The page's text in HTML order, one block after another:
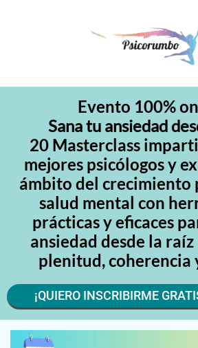
Evento 100%
Sana tu ansiedad
20 Masterclass
mejores psicólogos y
ámbito del crecimiento
salud mental con
prácticas y eficaces
ansiedad desde la
plenitud, coherencia
¡QUIERO INSCRIBIRME